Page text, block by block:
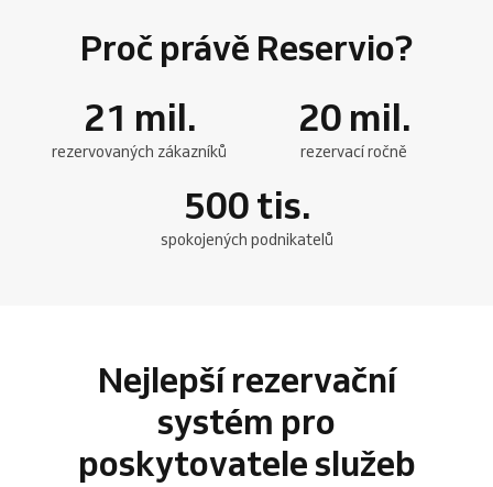
Proč právě Reservio?
21 mil.
rezervovaných zákazníků
20 mil.
rezervací ročně
500tis.
spokojených podnikatelů
Nejlepší rezervační
systém pro
poskytovatele služeb